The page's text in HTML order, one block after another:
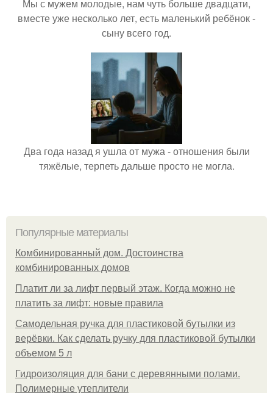
Мы с мужем молодые, нам чуть больше двадцати,
вместе уже несколько лет, есть маленький ребёнок -
сыну всего год.
Два года назад я ушла от мужа - отношения были
тяжёлые, терпеть дальше просто не могла.
Популярные материалы
Комбинированный дом. Достоинства
комбинированных домов
Платит ли за лифт первый этаж. Когда можно не
платить за лифт: новые правила
Самодельная ручка для пластиковой бутылки из
верёвки. Как сделать ручку для пластиковой бутылки
объемом 5 л
Гидроизоляция для бани с деревянными полами.
Полимерные утеплители